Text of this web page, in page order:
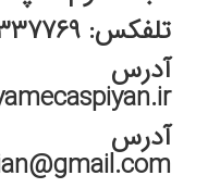
تلفکس: ۰۱۳۳۳۳۳۷۷۶۹
آدرس